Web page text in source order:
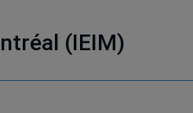
(IEIM)